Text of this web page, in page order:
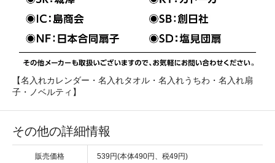
【名入れカレンダー・名入れタオル・名入れうちわ・名入れ扇
子・ノベルティ】
その他の詳細情報
販売価格 539円(本体490円、税49円)